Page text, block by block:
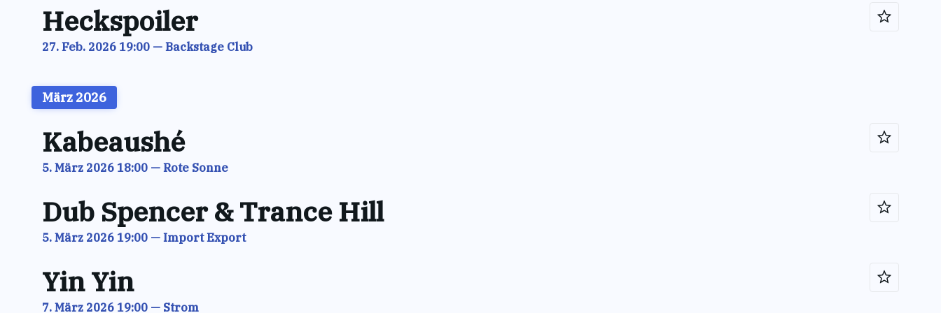
Heckspoiler
27. Feb. 2026 19:00 — Backstage Club
März 2026
Kabeaushé
5. März 2026 18:00 — Rote Sonne
Dub Spencer & Trance Hill
5. März 2026 19:00 — Import Export
Yin Yin
7. März 2026 19:00 — Strom